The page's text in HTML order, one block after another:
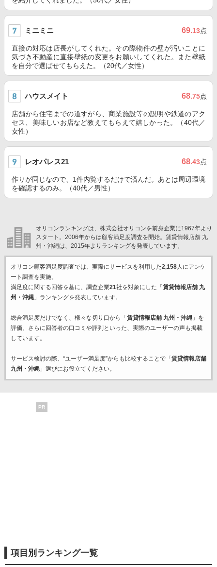
ミニミニ 69.13点
直接の対応は店長がしてくれた。その際物件の壁が汚いことに
気づき不動産に直接壁紙の変更をお願いしてくれた。また壁紙
を自分で選ばせてもらえた。（20代／女性）
ハウスメイト 68.75点
店舗から住宅までの道すがら、商業施設等の説明や鉄道のアク
セス、美味しいお店など教えてもらえて嬉しかった。（40代／
女性）
レオパレス21 68.43点
作りが同じなので、1件内覧するだけで済んだ。あとは周辺環境
を確認するのみ。（40代／男性）
オリコンランキングは、株式会社オリコンを前身企業に1967年より
スタート。2006年からは顧客満足度調査を開始。賃貸情報店舗 九
州・沖縄は、2015年よりランキングを発表しています。
オリコン顧客満足度調査では、実際にサービスを利用した2,158人にアンケ
ート調査を実施。
満足度に関する回答を基に、調査企業21社を対象にした「 賃貸情報店舗 九
州・沖縄」ランキングを発表しています。
総合満足度だけでなく、様々な切り口から「 賃貸情報店舗 九州・沖縄」を
評価。さらに回答者の口コミや評判といった、実際のユーザーの声も掲載
しています。
サービス検討の際、“ユーザー満足度”からも比較することで「 賃貸情報店舗
九州・沖縄」選びにお役立てください。
PR
項目別ランキング一覧